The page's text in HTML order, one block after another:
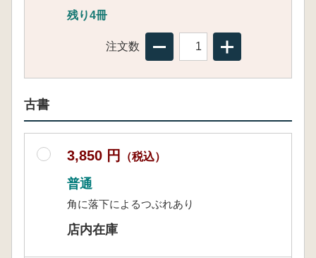
残り4冊
注文数
古書
3,850 円 （税込）
普通
角に落下によるつぶれあり
店内在庫